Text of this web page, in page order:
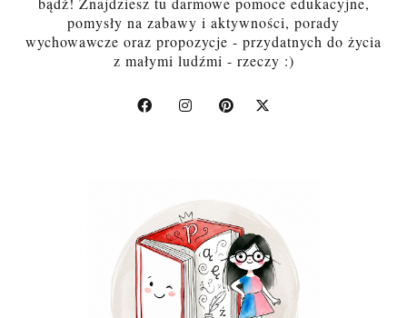
pomysły na zabawy i aktywności, porady
wychowawcze oraz propozycje - przydatnych do życia
z małymi ludźmi - rzeczy :)